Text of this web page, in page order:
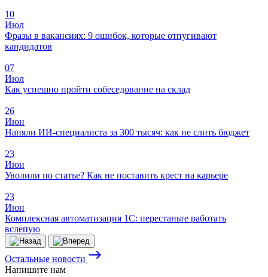
10
Июл
Фразы в вакансиях: 9 ошибок, которые отпугивают
кандидатов
07
Июл
Как успешно пройти собеседование на склад
26
Июн
Наняли ИИ-специалиста за 300 тысяч: как не слить бюджет
23
Июн
Уволили по статье? Как не поставить крест на карьере
23
Июн
Комплексная автоматизация 1С: перестаньте работать
вслепую
Остальные новости east
Напишите нам